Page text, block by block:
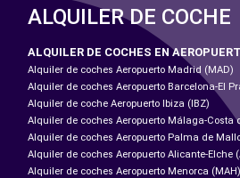
ALQUILER DE COCHE
ALQUILER DE COCHES EN
Alquiler de coches Aeropuerto Madrid (MAD)
Alquiler de coches Aeropuerto Barcelona-El
Alquiler de coche Aeropuerto Ibiza (IBZ)
Alquiler de coches Aeropuerto Málaga-Costa
Alquiler de coches Aeropuerto Palma de
Alquiler de coches Aeropuerto Alicante-Elche
Alquiler de coches Aeropuerto Menorca (MAH)